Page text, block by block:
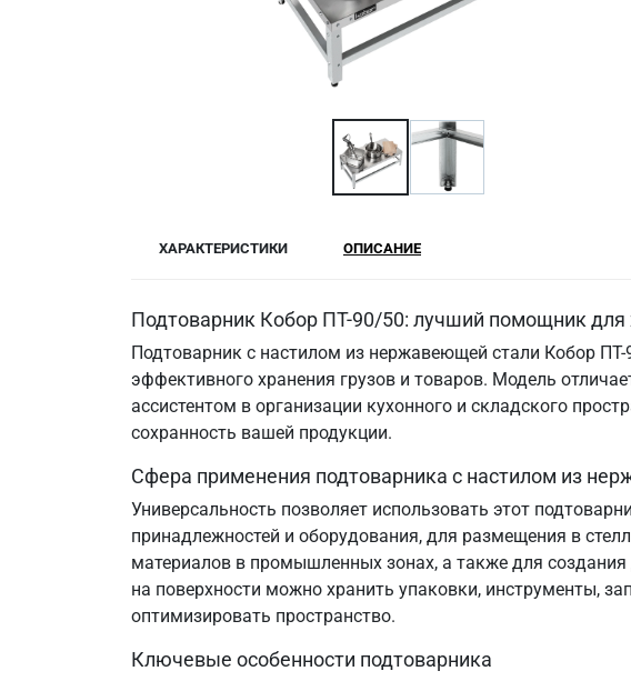
ХАРАКТЕРИСТИКИ ОПИСАНИЕ
Подтоварник Кобор ПТ-90/50: лучший помощник для
Подтоварник с настилом из нержавеющей стали Кобор
эффективного хранения грузов и товаров. Модель
ассистентом в организации кухонного и складского
сохранность вашей продукции.
Сфера применения подтоварника с настилом из
Универсальность позволяет использовать этот
принадлежностей и оборудования, для размещения в
материалов в промышленных зонах, а также для
на поверхности можно хранить упаковки, инструменты,
оптимизировать пространство.
Ключевые особенности подтоварника